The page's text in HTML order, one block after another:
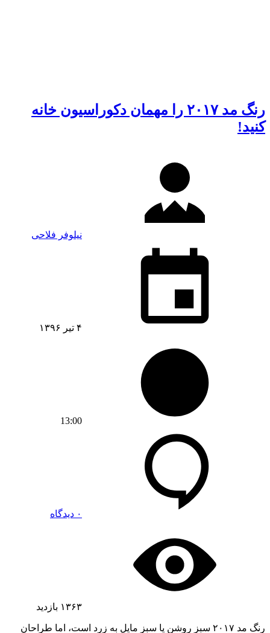
رنگ مد ۲۰۱۷ را مهمان دکوراسیون خانه
کنید!
نیلوفر فلاحی
۴ تیر ۱۳۹۶
13:00
۰ دیدگاه
۱۳۶۳ بازدید
رنگ مد ۲۰۱۷ سبز روشن یا سبز مایل به زرد است، اما طراحان